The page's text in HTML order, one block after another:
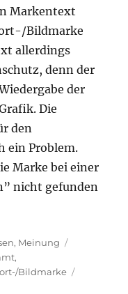
Markentext
Bildmarke
allerdings
denn der
der
Die
den
ein Problem.
Marke bei einer
nicht gefunden
, Meinung
,
Bildmarke